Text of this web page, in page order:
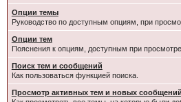
Опции темы
Руководство по доступным опциям, при
Опции тем
Пояснения к опциям, доступным при
Поиск тем и сообщений
Как пользоваться функцией поиска.
Просмотр активных тем и новых сообщений